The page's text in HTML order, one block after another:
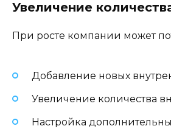
Увеличение
При росте компании может
Добавление новых
Увеличение количества
Настройка